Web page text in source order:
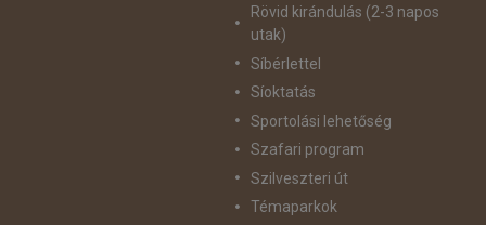
Rövid kirándulás (2-3 napos
utak)
Síbérlettel
Síoktatás
Sportolási lehetőség
Szafari program
Szilveszteri út
Témaparkok